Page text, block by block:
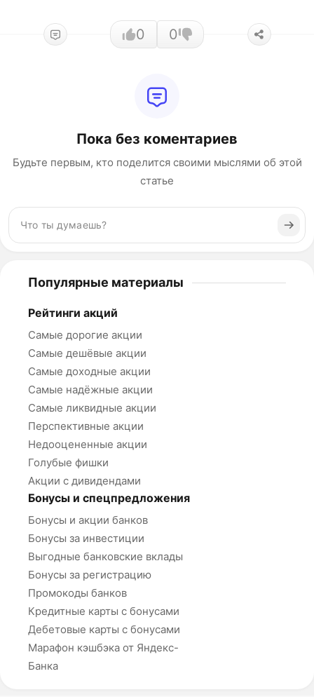
0 0
Пока без коментариев
Будьте первым, кто поделится своими мыслями об этой
статье
Популярные материалы
Рейтинги акций
Самые дорогие акции
Самые дешёвые акции
Самые доходные акции
Самые надёжные акции
Самые ликвидные акции
Перспективные акции
Недооцененные акции
Голубые фишки
Акции с дивидендами
Бонусы и спецпредложения
Бонусы и акции банков
Бонусы за инвестиции
Выгодные банковские вклады
Бонусы за регистрацию
Промокоды банков
Кредитные карты с бонусами
Дебетовые карты с бонусами
Марафон кэшбэка от Яндекс-
Банка